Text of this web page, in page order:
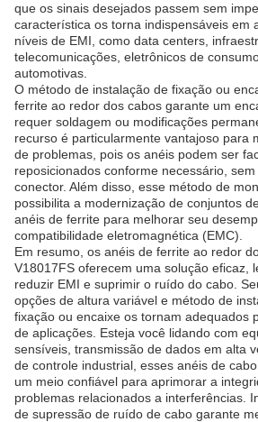
que os sinais desejados passem sem
característica os torna indispensáveis ​​em
níveis de EMI, como data centers,
telecomunicações, eletrônicos de
automotivas.
O método de instalação de fixação ou
ferrite ao redor dos cabos garante um
requer soldagem ou modificações
recurso é particularmente vantajoso para
de problemas, pois os anéis podem ser
reposicionados conforme necessário,
conector. Além disso, esse método de
possibilita a modernização de conjuntos
anéis de ferrite para melhorar seu
compatibilidade eletromagnética (EMC).
Em resumo, os anéis de ferrite ao redor
V18017FS oferecem uma solução eficaz,
reduzir EMI e suprimir o ruído do cabo.
opções de altura variável e método de
fixação ou encaixe os tornam adequados
de aplicações. Esteja você lidando com
sensíveis, transmissão de dados em alta
de controle industrial, esses anéis de
um meio confiável para aprimorar a
problemas relacionados a interferências.
de supressão de ruído de cabo garante